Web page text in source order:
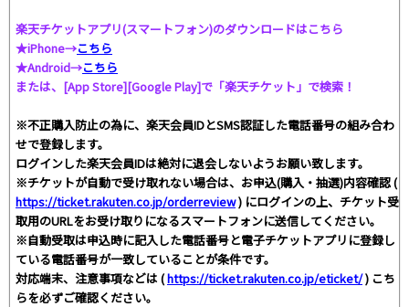
楽天チケットアプリ(スマートフォン)のダウンロードはこちら
★iPhone→こちら
★Android→こちら
または、[App Store][Google Play]で「楽天チケット」で検索！
※不正購入防止の為に、楽天会員IDとSMS認証した電話番号の組み合わ
せで登録します。
ログインした楽天会員IDは絶対に退会しないようお願い致します。
※チケットが自動で受け取れない場合は、お申込(購入・抽選)内容確認 (
https://ticket.rakuten.co.jp/orderreview) にログインの上、チケット受
取用のURLをお受け取りになるスマートフォンに送信してください。
※自動受取は申込時に記入した電話番号と電子チケットアプリに登録し
ている電話番号が一致していることが条件です。
対応端末、注意事項などは (https://ticket.rakuten.co.jp/eticket/) こち
らを必ずご確認ください。